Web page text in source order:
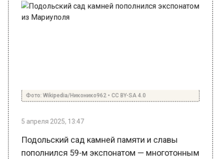
Подольский сад камней памяти и славы
пополнился 59-м экспонатом — многотонным
валуном из Мариуполя. Об этом пишет